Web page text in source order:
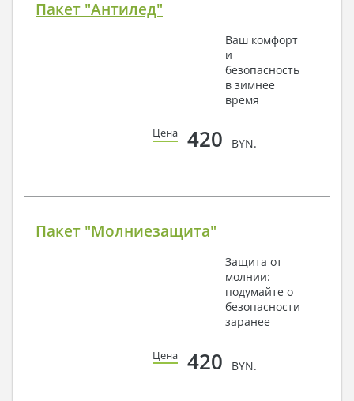
Пакет "Антилед"
Ваш комфорт
и
безопасность
в зимнее
время
Цена 420 BYN.
Пакет "Молниезащита"
Защита от
молнии:
подумайте о
безопасности
заранее
Цена 420 BYN.